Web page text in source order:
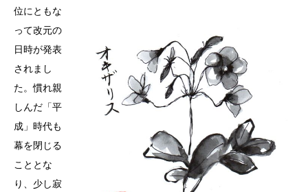
位にともな
って改元の
日時が発表
されまし
た。慣れ親
しんだ「平
成」時代も
幕を閉じる
こととな
り、少し寂